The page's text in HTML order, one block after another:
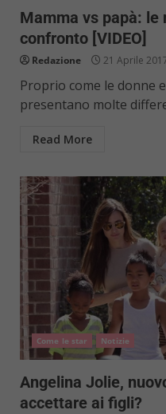
Mamma vs papà:
confronto [VIDEO]
Redazione 21 Aprile
Proprio come le donne
presentano molte
Read More
Come le star Notizie
Angelina Jolie,
accettare ai figli?